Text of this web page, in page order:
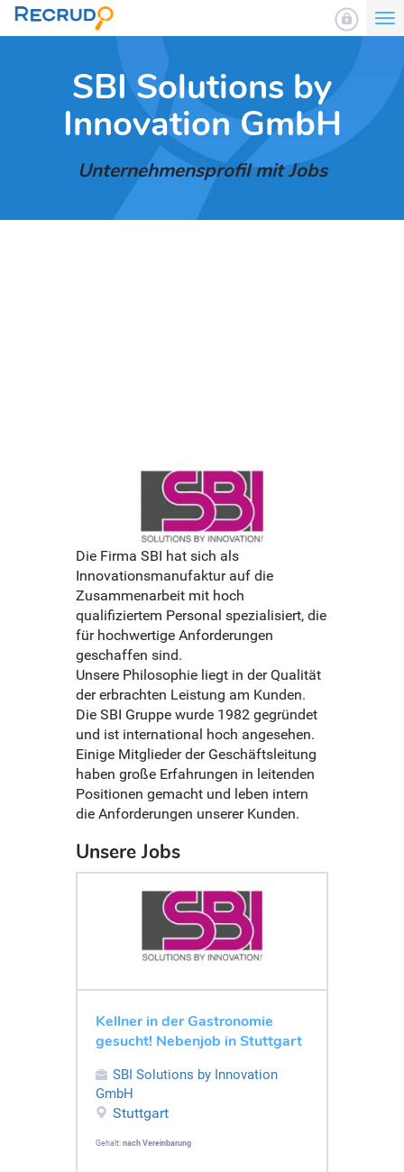
SBI Solutions by
Innovation GmbH
Unternehmensprofil mit Jobs
Die Firma SBI hat sich als
Innovationsmanufaktur auf die
Zusammenarbeit mit hoch
qualifiziertem Personal spezialisiert, die
für hochwertige Anforderungen
geschaffen sind.
Unsere Philosophie liegt in der Qualität
der erbrachten Leistung am Kunden.
Die SBI Gruppe wurde 1982 gegründet
und ist international hoch angesehen.
Einige Mitglieder der Geschäftsleitung
haben große Erfahrungen in leitenden
Positionen gemacht und leben intern
die Anforderungen unserer Kunden.
Unsere Jobs
Kellner in der Gastronomie
gesucht! Nebenjob in Stuttgart
SBI Solutions by Innovation
GmbH
Stuttgart
Gehalt: nach Vereinbarung